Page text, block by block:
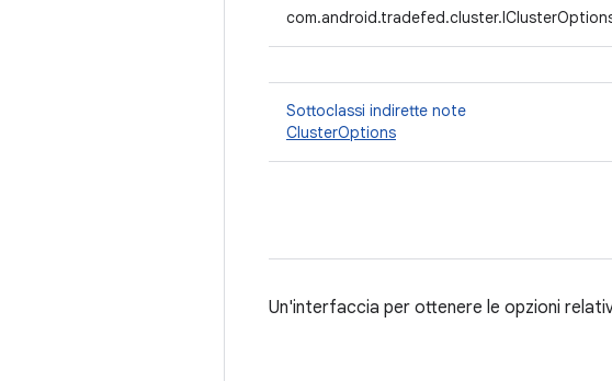
Sottoclassi indirette note
ClusterOptions
Un'interfaccia per ottenere le opzioni